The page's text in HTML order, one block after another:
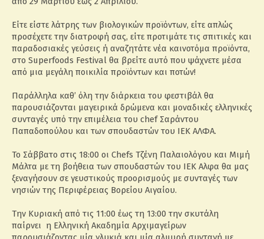
Είτε είστε λάτρης των βιολογικών προϊόντων, είτε απλώς
προσέχετε την διατροφή σας, είτε προτιμάτε τις σπιτικές και
παραδοσιακές γεύσεις ή αναζητάτε νέα καινοτόμα προϊόντα,
στο Superfoods Festival θα βρείτε αυτό που ψάχνετε μέσα
από μια μεγάλη ποικιλία προϊόντων και ποτών!
Παράλληλα καθ’ όλη την διάρκεια του φεστιβάλ θα
παρουσιάζονται μαγειρικά δρώμενα και μοναδικές ελληνικές
συνταγές υπό την επιμέλεια του chef Σαράντου
Παπαδοπούλου και των σπουδαστών του ΙΕΚ ΑΛΦΑ.
Το Σάββατο στις 18:00 οι Chefs Τζένη Παλαιολόγου και Μιμή
Μάλτα με τη βοήθεια των σπουδαστών του ΙΕΚ Αλφα θα μας
ξεναγήσουν σε γευστικούς προορισμούς με συνταγές των
νησιών της Περιφέρειας Βορείου Αιγαίου.
Την Κυριακή από τις 11:00 έως τη 13:00 την σκυτάλη
παίρνει η Ελληνική Ακαδημία Αρχιμαγείρων